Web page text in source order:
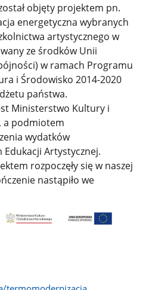
objęty projektem pn.
energetyczna wybranych
artystycznego w
ze środków Unii
w ramach Programu
i Środowisko 2014-2020
państwa.
Ministerstwo Kultury i
a podmiotem
wydatków
Artystycznej.
rozpoczęły się w naszej
nastąpiło we